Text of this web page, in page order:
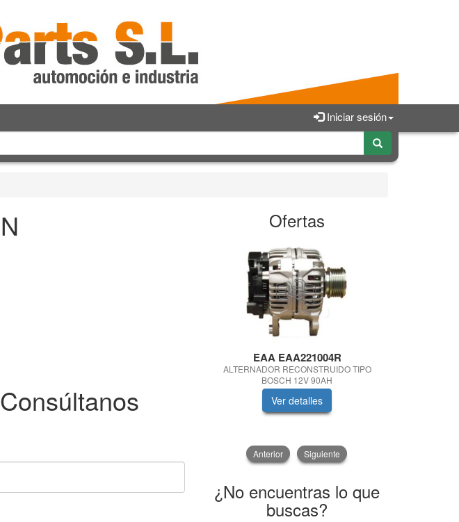
Iniciar sesión
Ofertas
EAA EAA221004R
ALTERNADOR RECONSTRUIDO TIPO
BOSCH 12V 90AH
Ver detalles
Anterior Siguiente
¿No encuentras lo que
buscas?